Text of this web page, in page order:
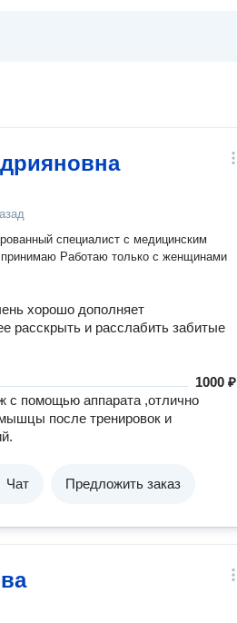
специалист с медицинским
с женщинами
хорошо дополняет
расскрыть и расслабить забитые
1000 ₽
с помощью аппарата ,отлично
после тренировок и
Чат Предложить заказ